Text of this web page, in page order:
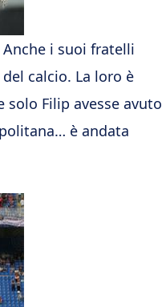
i suoi fratelli
calcio. La loro è
Filip avesse avuto
è andata